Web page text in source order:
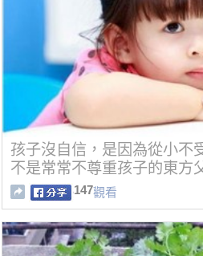
孩子沒自信，是因為從小不
不是常常不尊重孩子的東方
147觀看